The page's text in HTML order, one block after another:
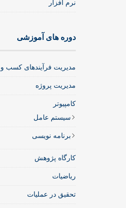
نرم افزار
دوره های آموزشی
مدیریت فرآیندهای کسب و
مدیریت پروژه
کامپیوتر
سیستم عامل
برنامه نویسی
کارگاه پژوهش
ریاضیات
تحقیق در عملیات